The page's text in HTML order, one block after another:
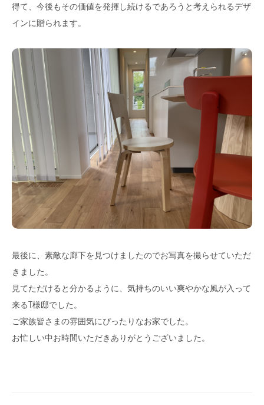
得て、今後もその価値を発揮し続けるであろうと考えられるデザ
インに贈られます。
最後に、素敵な廊下を見つけましたのでお写真を撮らせていただ
きました。
見てただけると分かるように、気持ちのいい爽やかな風が入って
来るT様邸でした。
ご家族皆さまの雰囲気にぴったりなお家でした。
お忙しい中お時間いただきありがとうございました。